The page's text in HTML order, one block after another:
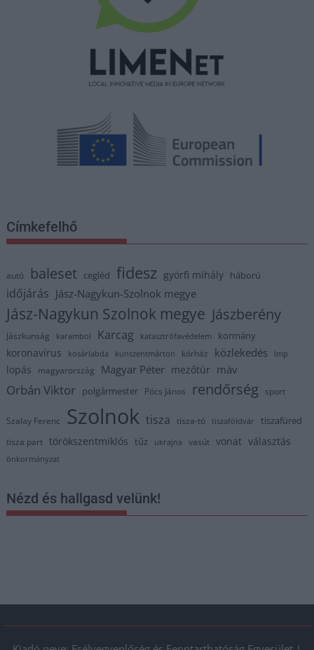
Címkefelhő
autó baleset cegléd fidesz györfi mihály háború
időjárás Jász-Nagykun-Szolnok megye
Jász-Nagykun Szolnok megye Jászberény
Jászkunság karambol Karcag katasztrófavédelem kormány
koronavírus kosárlabda kunszentmárton kórház közlekedés lmp
lopás magyarország Magyar Péter mezőtúr máv
Orbán Viktor polgármester Pócs János rendőrség sport
Szalay Ferenc Szolnok tisza tisza-tó tiszaföldvár tiszafüred
tisza part törökszentmiklós tűz ukrajna vasút vonat választás
önkormányzat
Nézd és hallgasd velünk!